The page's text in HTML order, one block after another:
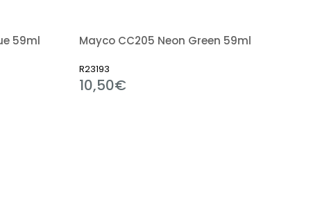
59ml Mayco CC205 Neon Green 59ml
R23193
10,50€